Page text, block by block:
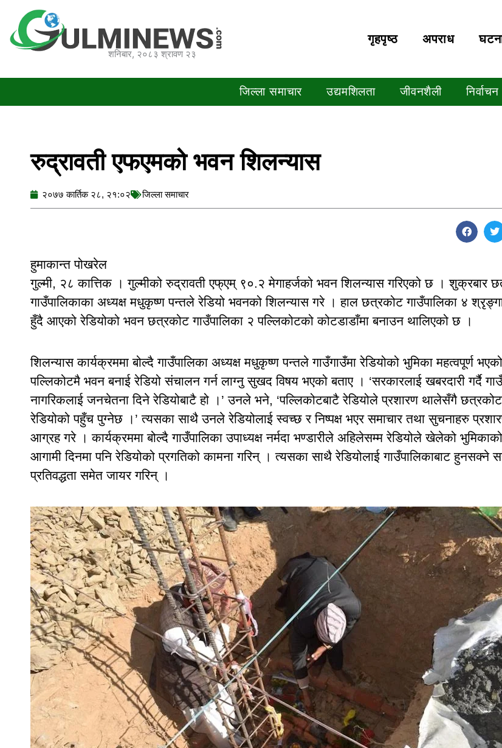
content
शनिबार, २०८३ श्रावण २३
गृहपृष्‍ठ अपराध
जिल्ला समाचार उद्यमशिलता जीवनशैली
रुद्रावती एफएमको भवन शिलन्यास
२०७७ कार्तिक २८, २१:०२ जिल्ला समाचार
हुमाकान्त पोखरेल
गुल्मी, २८ कात्तिक । गुल्मीको रुद्रावती एफ्एम् ९०.२ मेगाहर्जको भवन शिलन्यास गरिएको छ । शुक्रबार
गाउँपालिकाका अध्यक्ष मधुकृष्ण पन्तले रेडियो भवनको शिलन्यास गरे । हाल छत्रकोट गाउँपालिका ४
हुँदै आएको रेडियोको भवन छत्रकोट गाउँपालिका २ पल्लिकोटको कोटडाडाँमा बनाउन थालिएको छ ।
शिलन्यास कार्यक्रममा बोल्दै गाउँपालिका अध्यक्ष मधुकृष्ण पन्तले गाउँगाउँमा रेडियोको भुमिका महत्वपूर्ण
पल्लिकोटमै भवन बनाई रेडियो संचालन गर्न लाग्नु सुखद विषय भएको बताए । ‘सरकारलाई खबरदारी गर्दै
नागरिकलाई जनचेतना दिने रेडियोबाटै हो ।’ उनले भने, ‘पल्लिकोटबाटै रेडियोले प्रशारण थालेसँगै
रेडियोको पहुँच पुग्नेछ ।’ त्यसका साथै उनले रेडियोलाई स्वच्छ र निष्पक्ष भएर समाचार तथा सुचनाहरु
आग्रह गरे । कार्यक्रममा बोल्दै गाउँपालिका उपाध्यक्ष नर्मदा भण्डारीले अहिलेसम्म रेडियोले खेलेको
आगामी दिनमा पनि रेडियोको प्रगतिको कामना गरिन् । त्यसका साथै रेडियोलाई गाउँपालिकाबाट हुनसक्ने
प्रतिवद्धता समेत जायर गरिन् ।